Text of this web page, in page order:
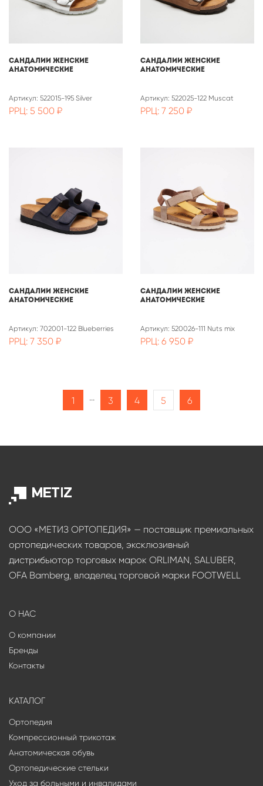
САНДАЛИИ ЖЕНСКИЕ
АНАТОМИЧЕСКИЕ
Артикул: 522015-195 Silver
РРЦ: 5 500 ₽
САНДАЛИИ ЖЕНСКИЕ
АНАТОМИЧЕСКИЕ
Артикул: 522025-122 Muscat
РРЦ: 7 250 ₽
САНДАЛИИ ЖЕНСКИЕ
АНАТОМИЧЕСКИЕ
Артикул: 702001-122 Blueberries
РРЦ: 7 350 ₽
САНДАЛИИ ЖЕНСКИЕ
АНАТОМИЧЕСКИЕ
Артикул: 520026-111 Nuts mix
РРЦ: 6 950 ₽
1 ... 3 4 5 6
ООО «МЕТИЗ ОРТОПЕДИЯ» — поставщик премиальных
ортопедических товаров, эксклюзивный
дистрибьютор торговых марок ORLIMAN, SALUBER,
OFA Bamberg, владелец торговой марки FOOTWELL
О НАС
О компании
Бренды
Контакты
КАТАЛОГ
Ортопедия
Компрессионный трикотаж
Анатомическая обувь
Ортопедические стельки
Уход за больными и инвалидами